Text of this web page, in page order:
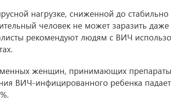
нагрузке, сниженной до
человек не может заразить
рекомендуют людям с ВИЧ
женщин, принимающих препараты
ВИЧ-инфицированного ребенка падает